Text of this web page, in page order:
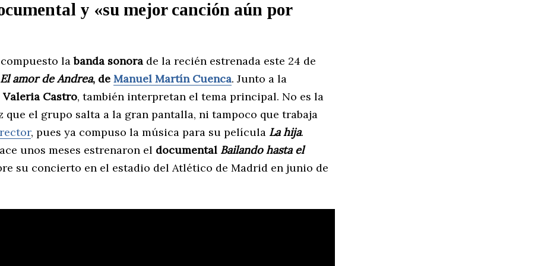
y «su mejor canción aún por
compuesto labanda sonora de la recién estrenada este 24 de
El amor de Andrea, de Manuel Martín Cuenca. Junto a la
Valeria Castro, también interpretan el tema principal. No es la
que el grupo salta a la gran pantalla, ni tampoco que trabaja
, pues ya compuso la música para su película La hija.
unos meses estrenaron el documental Bailando hasta el
su concierto en el estadio del Atlético de Madrid en junio de